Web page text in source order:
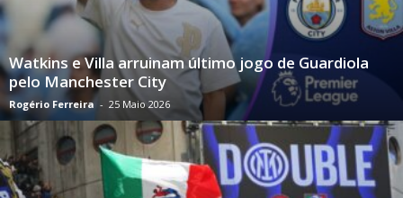
Watkins e Villa arruinam último jogo de Guardiola
pelo Manchester City
Rogério Ferreira - 25 Maio 2026